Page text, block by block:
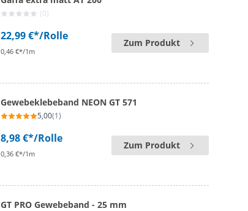
(0)
22,99 €*/Rolle
0,46 €*/1m
Zum Produkt
Gewebeklebeband NEON GT 571
5,00(1)
8,98 €*/Rolle
0,36 €*/1m
Zum Produkt
GT PRO Gewebeband - 25 mm